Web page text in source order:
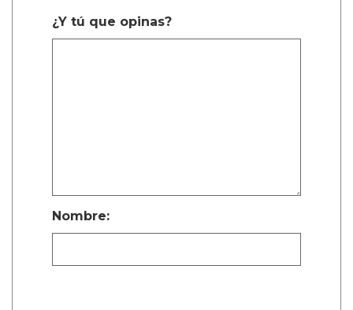
¿Y tú que opinas?
Nombre: